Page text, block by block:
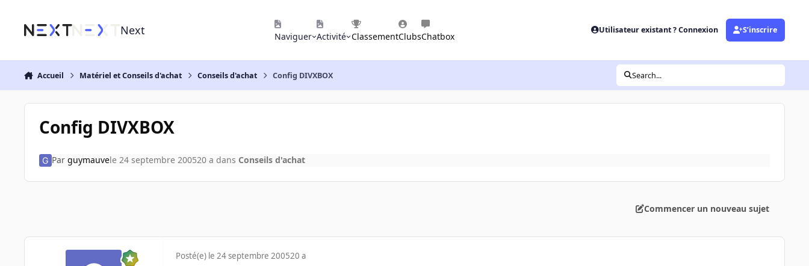
Next Naviguer Activité ClassementClubsChatbox
Utilisateur existant ? Connexion S’inscrire
Accueil Matériel et Conseils d'achat Conseils d'achat Config DIVXBOX Search...
Config DIVXBOX
Par guymauvele 24 septembre 200520 a dans Conseils d'achat
Commencer un nouveau sujet
Posté(e) le 24 septembre 200520 a